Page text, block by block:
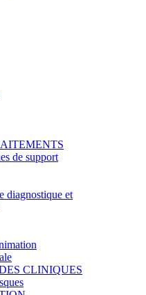
de support
diagnostique et
CLINIQUES